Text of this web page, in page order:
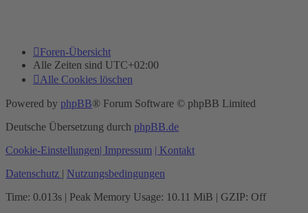
Foren-Übersicht
Alle Zeiten sind UTC+02:00
Alle Cookies löschen
Powered by phpBB® Forum Software © phpBB Limited
Deutsche Übersetzung durch phpBB.de
Cookie-Einstellungen| Impressum | Kontakt
Datenschutz | Nutzungsbedingungen
Time: 0.013s | Peak Memory Usage: 10.11 MiB | GZIP: Off